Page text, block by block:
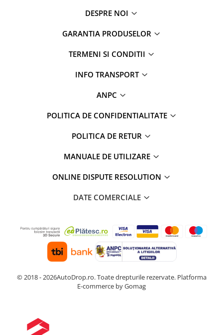
DESPRE NOI
GARANTIA PRODUSELOR
TERMENI SI CONDITII
INFO TRANSPORT
ANPC
POLITICA DE CONFIDENTIALITATE
POLITICA DE RETUR
MANUALE DE UTILIZARE
ONLINE DISPUTE RESOLUTION
DATE COMERCIALE
© 2018 - 2026AutoDrop.ro. Toate drepturile rezervate. Platforma
E-commerce by Gomag